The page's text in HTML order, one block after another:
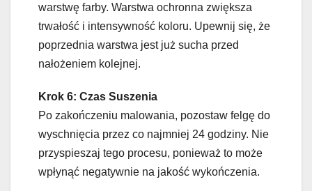
warstwę farby. Warstwa ochronna zwiększa
trwałość i intensywność koloru. Upewnij się, że
poprzednia warstwa jest już sucha przed
nałożeniem kolejnej.
Krok 6: Czas Suszenia
Po zakończeniu malowania, pozostaw felgę do
wyschnięcia przez co najmniej 24 godziny. Nie
przyspieszaj tego procesu, ponieważ to może
wpłynąć negatywnie na jakość wykończenia.